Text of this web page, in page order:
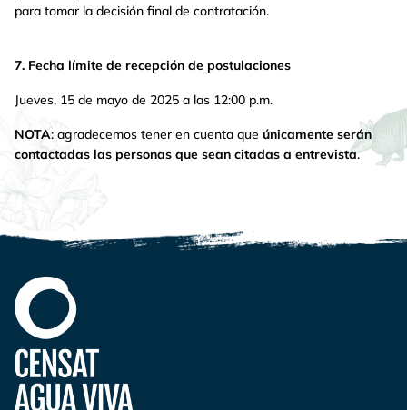
para tomar la decisión final de contratación.
7. Fecha límite de recepción de postulaciones
Jueves, 15 de mayo de 2025 a las 12:00 p.m.
NOTA: agradecemos tener en cuenta que únicamente serán
contactadas las personas que sean citadas a entrevista.